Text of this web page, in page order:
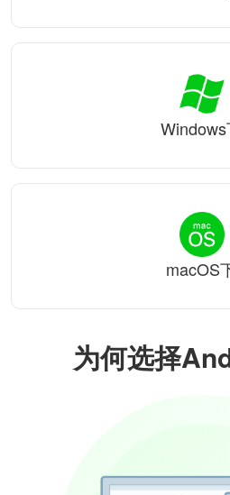
为何选择
macOS